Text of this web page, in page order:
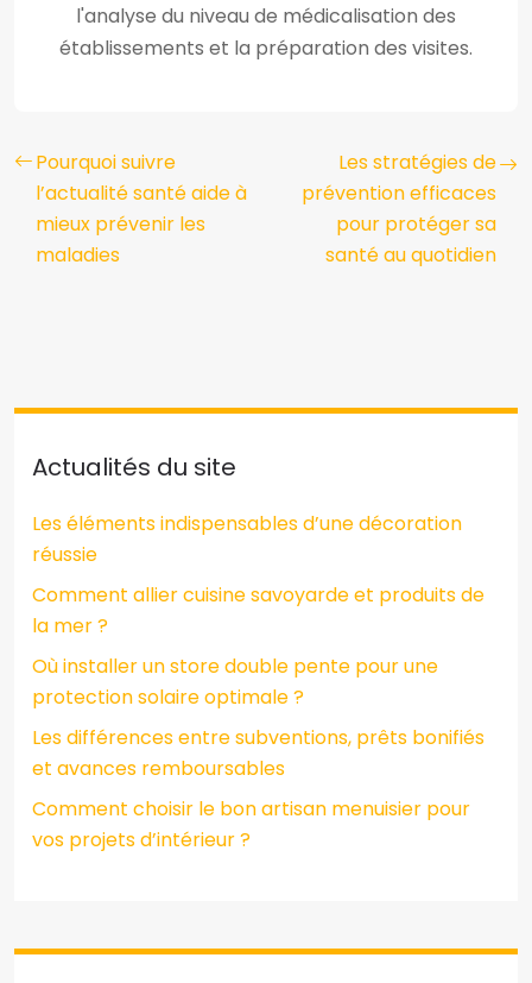
l'analyse du niveau de médicalisation des
établissements et la préparation des visites.
Pourquoi suivre
l’actualité santé aide à
mieux prévenir les
maladies
Les stratégies de
prévention efficaces
pour protéger sa
santé au quotidien
Actualités du site
Les éléments indispensables d’une décoration
réussie
Comment allier cuisine savoyarde et produits de
la mer ?
Où installer un store double pente pour une
protection solaire optimale ?
Les différences entre subventions, prêts bonifiés
et avances remboursables
Comment choisir le bon artisan menuisier pour
vos projets d’intérieur ?